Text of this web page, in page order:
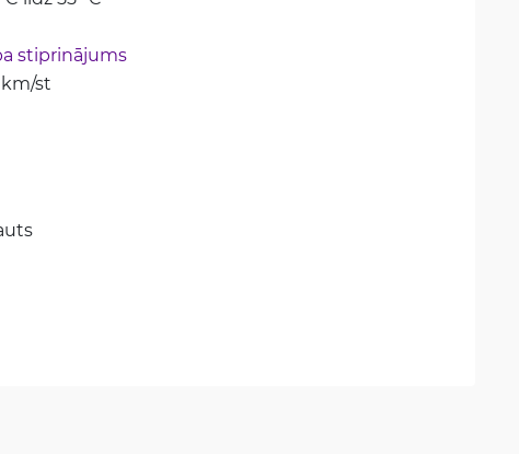
stiprinājums
st